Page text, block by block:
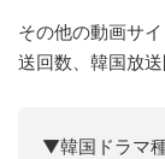
その他の動画サ
送回数、韓国放送
▼韓国ドラマ